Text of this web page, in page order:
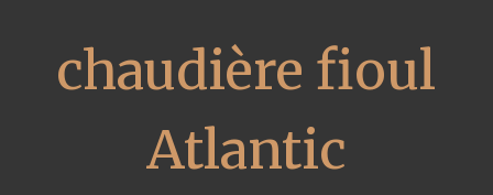
chaudière fioul
Atlantic